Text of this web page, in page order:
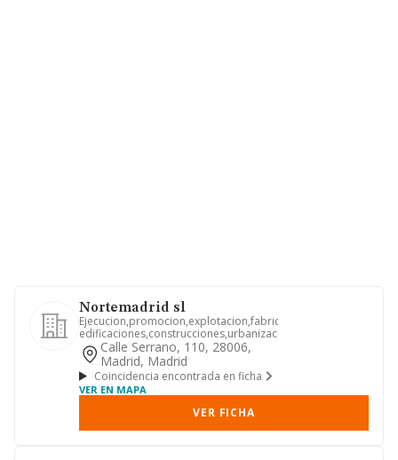
Nortemadrid sl
Ejecucion,promocion,explotacion,fabricacion,arrendamiento
edificaciones,construcciones,urbanizacion...
Calle Serrano, 110, 28006,
Madrid, Madrid
Coincidencia encontrada en ficha
VER EN MAPA
VER FICHA